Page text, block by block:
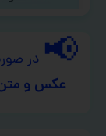
📢 در
عکس و متن